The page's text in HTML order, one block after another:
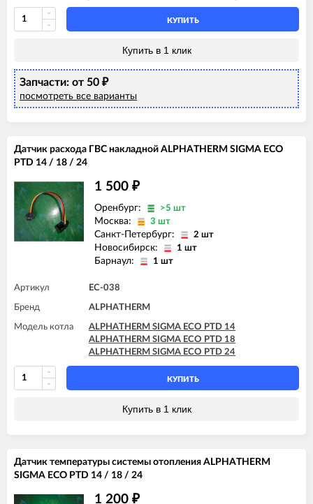
КУПИТЬ
Купить в 1 клик
Запчасти: от 50 ₽
посмотреть все варианты
Датчик расхода ГВС накладной ALPHATHERM SIGMA ECO
PTD 14 / 18 / 24
1 500 ₽
Оренбург: >5 шт
Москва: 3 шт
Санкт-Петербург: 2 шт
Новосибирск: 1 шт
Барнаул: 1 шт
Артикул EC-038
Бренд ALPHATHERM
Модель котла
ALPHATHERM SIGMA ECO PTD 14
ALPHATHERM SIGMA ECO PTD 18
ALPHATHERM SIGMA ECO PTD 24
КУПИТЬ
Купить в 1 клик
Датчик температуры системы отопления ALPHATHERM
SIGMA ECO PTD 14 / 18 / 24
1 200 ₽